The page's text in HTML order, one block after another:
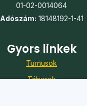
01-02-0014064
Adószám: 18148192-1-41
Gyors linkek
Turnusok
Táborok